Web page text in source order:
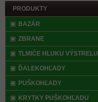
PRODUKTY
BAZÁR
ZBRANE
TLMIČE HLUKU VÝSTRELU
ĎALEKOHĽADY
PUŠKOHĽADY
KRYTKY PUŠKOHĽADU